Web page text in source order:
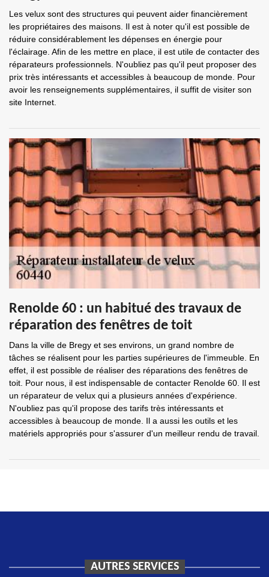
Les velux sont des structures qui peuvent aider financièrement
les propriétaires des maisons. Il est à noter qu'il est possible de
réduire considérablement les dépenses en énergie pour
l'éclairage. Afin de les mettre en place, il est utile de contacter des
réparateurs professionnels. N'oubliez pas qu'il peut proposer des
prix très intéressants et accessibles à beaucoup de monde. Pour
avoir les renseignements supplémentaires, il suffit de visiter son
site Internet.
Renolde 60 : un habitué des travaux de
réparation des fenêtres de toit
Dans la ville de Bregy et ses environs, un grand nombre de
tâches se réalisent pour les parties supérieures de l'immeuble. En
effet, il est possible de réaliser des réparations des fenêtres de
toit. Pour nous, il est indispensable de contacter Renolde 60. Il est
un réparateur de velux qui a plusieurs années d'expérience.
N'oubliez pas qu'il propose des tarifs très intéressants et
accessibles à beaucoup de monde. Il a aussi les outils et les
matériels appropriés pour s'assurer d'un meilleur rendu de travail.
AUTRES SERVICES